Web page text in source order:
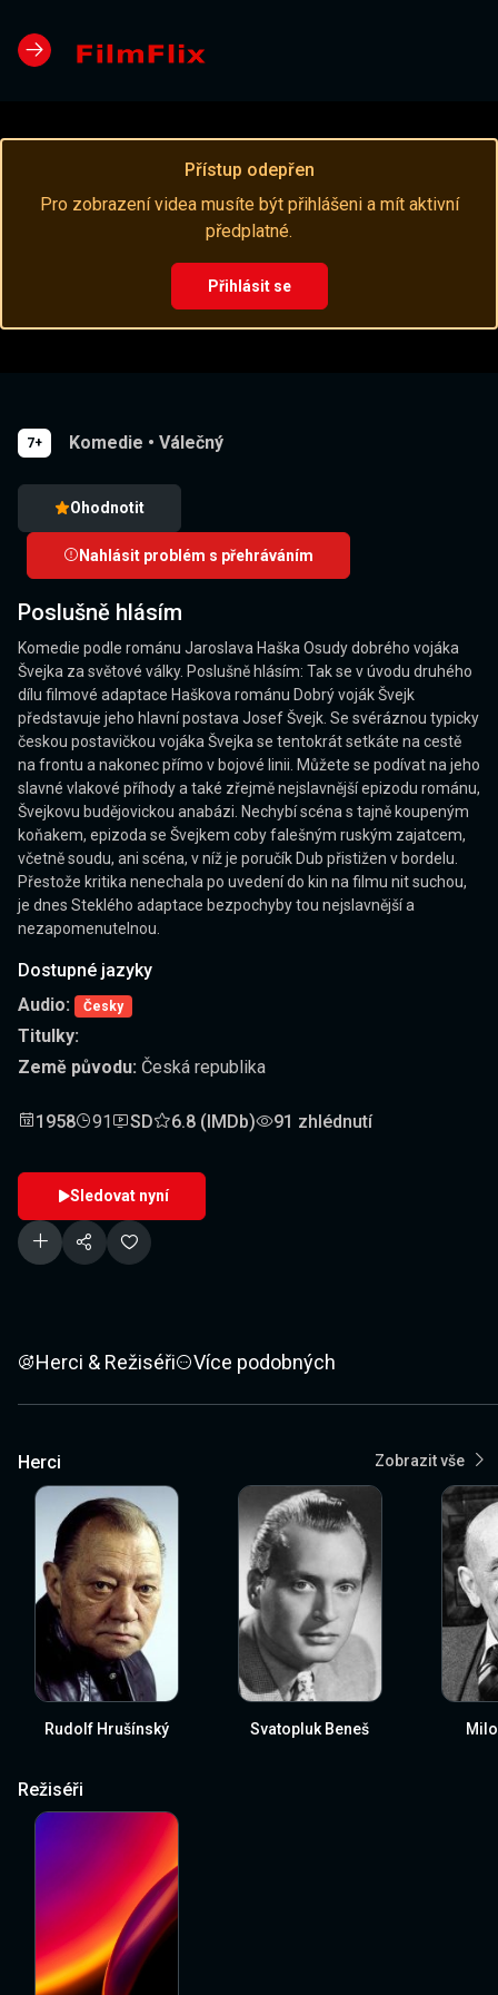
Přístup odepřen
Pro zobrazení videa musíte být přihlášeni a mít aktivní
předplatné.
Přihlásit se
7+ Komedie • Válečný
Ohodnotit
Nahlásit problém s přehráváním
Poslušně hlásím
Komedie podle románu Jaroslava Haška Osudy dobrého vojáka
Švejka za světové války. Poslušně hlásím: Tak se v úvodu druhého
dílu filmové adaptace Haškova románu Dobrý voják Švejk
představuje jeho hlavní postava Josef Švejk. Se svéráznou typicky
českou postavičkou vojáka Švejka se tentokrát setkáte na cestě
na frontu a nakonec přímo v bojové linii. Můžete se podívat na jeho
slavné vlakové příhody a také zřejmě nejslavnější epizodu románu,
Švejkovu budějovickou anabázi. Nechybí scéna s tajně koupeným
koňakem, epizoda se Švejkem coby falešným ruským zajatcem,
včetně soudu, ani scéna, v níž je poručík Dub přistižen v bordelu.
Přestože kritika nenechala po uvedení do kin na filmu nit suchou,
je dnes Steklého adaptace bezpochyby tou nejslavnější a
nezapomenutelnou.
Dostupné jazyky
Audio:
Česky
Titulky:
Země původu: Česká republika
1958 91 SD 6.8 (IMDb) 91 zhlédnutí
Sledovat nyní
Herci & Režiséři Více podobných
Herci Zobrazit vše
Rudolf Hrušínský Svatopluk Beneš
Režiséři